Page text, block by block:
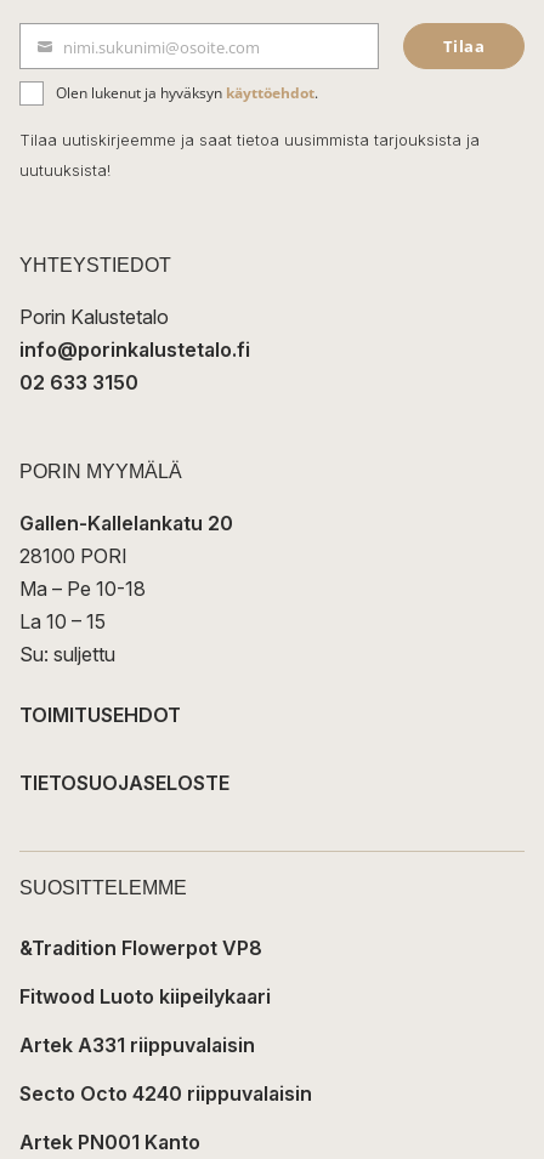
e
b
o
o
k
ä
h
k
t
nimi.sukunimi@osoite.com Tilaa
Olen lukenut ja hyväksyn käyttöehdot.
Tilaa uutiskirjeemme ja saat tietoa uusimmista tarjouksista ja
uutuuksista!
YHTEYSTIEDOT
Porin Kalustetalo
info@porinkalustetalo.fi
02 633 3150
PORIN MYYMÄLÄ
Gallen-Kallelankatu 20
28100 PORI
Ma – Pe 10-18
La 10 – 15
Su: suljettu
TOIMITUSEHDOT
TIETOSUOJASELOSTE
SUOSITTELEMME
&Tradition Flowerpot VP8
Fitwood Luoto kiipeilykaari
Artek A331 riippuvalaisin
Secto Octo 4240 riippuvalaisin
Artek PN001 Kanto